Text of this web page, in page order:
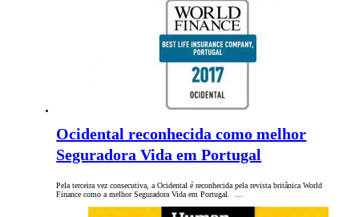
Ocidental reconhecida como melhor
Seguradora Vida em Portugal
Pela terceira vez consecutiva, a Ocidental é reconhecida pela revista britânica World
Finance como a melhor Seguradora Vida em Portugal. …